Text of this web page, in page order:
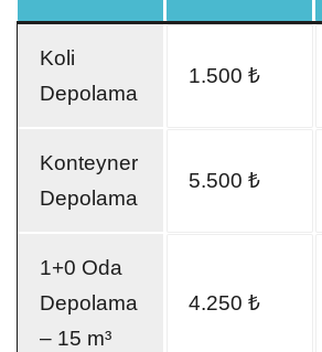
Koli
Depolama
1.500 ₺
Konteyner
Depolama
5.500 ₺
1+0 Oda
Depolama
– 15 m³
4.250 ₺